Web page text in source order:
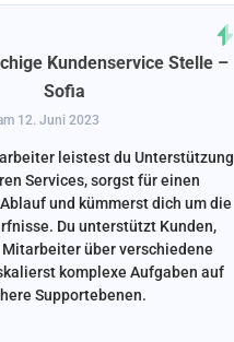
Kundenservice Stelle –
Sofia
12. Juni 2023
leistest du Unterstützung
Services, sorgst für einen
und kümmerst dich um die
Du unterstützt Kunden,
über verschiedene
komplexe Aufgaben auf
Supportebenen.